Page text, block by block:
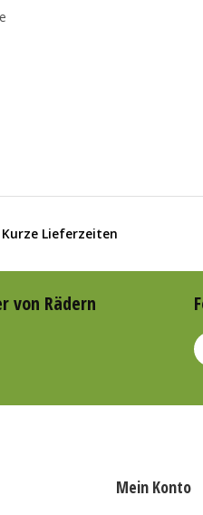
Kurze Lieferzeiten
von Rädern
Mein Konto